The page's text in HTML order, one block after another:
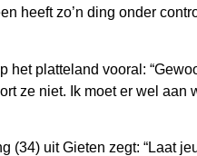
heeft zo’n ding onder
platteland vooral:
ze niet. Ik moet er wel aan
uit Gieten zegt: “Laat